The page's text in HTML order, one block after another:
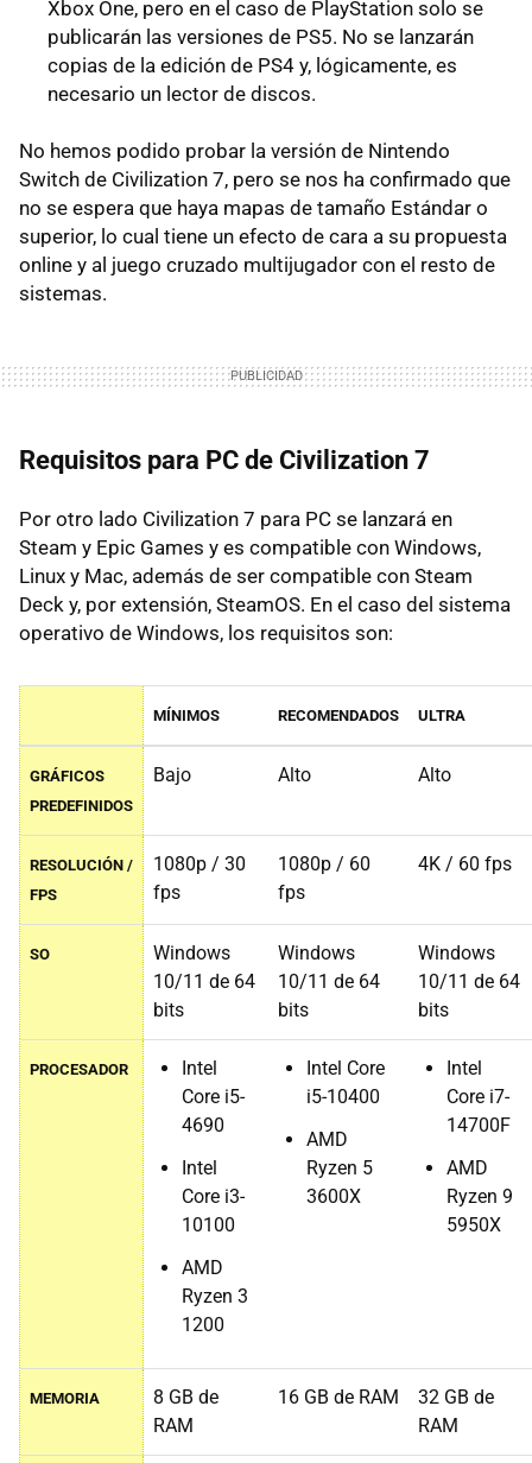
Xbox One, pero en el caso de PlayStation solo se
publicarán las versiones de PS5. No se lanzarán
copias de la edición de PS4 y, lógicamente, es
necesario un lector de discos.
No hemos podido probar la versión de Nintendo
Switch de Civilization 7, pero se nos ha confirmado que
no se espera que haya mapas de tamaño Estándar o
superior, lo cual tiene un efecto de cara a su propuesta
online y al juego cruzado multijugador con el resto de
sistemas.
Requisitos para PC de Civilization 7
Por otro lado Civilization 7 para PC se lanzará en
Steam y Epic Games y es compatible con Windows,
Linux y Mac, además de ser compatible con Steam
Deck y, por extensión, SteamOS. En el caso del sistema
operativo de Windows, los requisitos son:
MÍNIMOS RECOMENDADOS ULTRA
GRÁFICOS
PREDEFINIDOS
Bajo Alto Alto
RESOLUCIÓN /
FPS
1080p / 30
fps
1080p / 60
fps
4K / 60 fps
SO
Windows
10/11 de 64
bits
Windows
10/11 de 64
bits
Windows
10/11 de 64
bits
PROCESADOR
Intel
Core i5-
4690
Intel
Core i3-
10100
AMD
Ryzen 3
1200
Intel Core
i5-10400
AMD
Ryzen 5
3600X
Intel
Core i7-
14700F
AMD
Ryzen 9
5950X
MEMORIA
8 GB de
RAM
16 GB de RAM
32 GB de
RAM